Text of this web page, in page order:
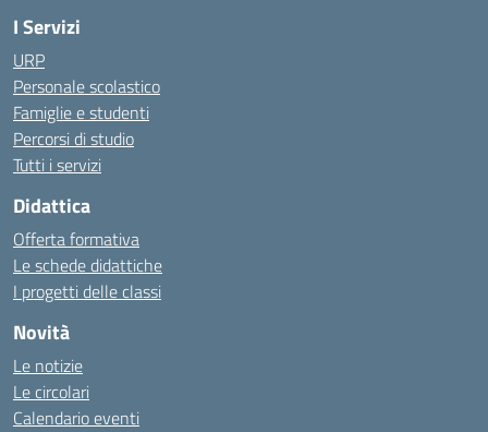
I Servizi
URP
Personale scolastico
Famiglie e studenti
Percorsi di studio
Tutti i servizi
Didattica
Offerta formativa
Le schede didattiche
I progetti delle classi
Novità
Le notizie
Le circolari
Calendario eventi